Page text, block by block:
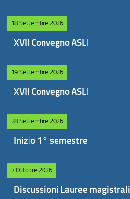
18 Settembre 2026
XVII Convegno ASLI
19 Settembre 2026
XVII Convegno ASLI
28 Settembre 2026
Inizio 1° semestre
7 Ottobre 2026
Discussioni Lauree magistrali